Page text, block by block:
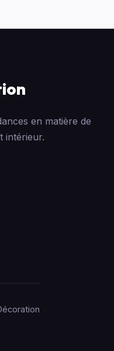
en matière de
intérieur.